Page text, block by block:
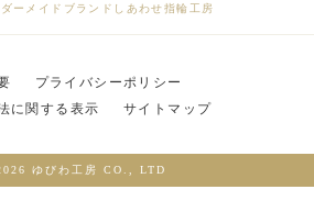
ーメイドブランドしあわせ指輪工房
プライバシーポリシー
に関する表示
サイトマップ
ゆびわ工房 CO., LTD